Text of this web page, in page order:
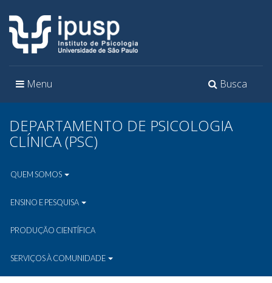
Toggle
Busca
Toggle
Menu
DEPARTAMENTO DE PSICOLOGIA
CLÍNICA (PSC)
QUEM SOMOS
ENSINO E PESQUISA
PRODUÇÃO CIENTÍFICA
SERVIÇOS À COMUNIDADE